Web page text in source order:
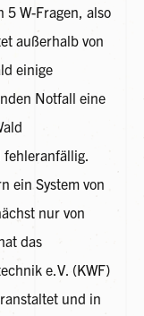
W-Fragen, also
außerhalb von
einige
Notfall eine
ein System von
nur von
das
e.V. (KWF)
und in